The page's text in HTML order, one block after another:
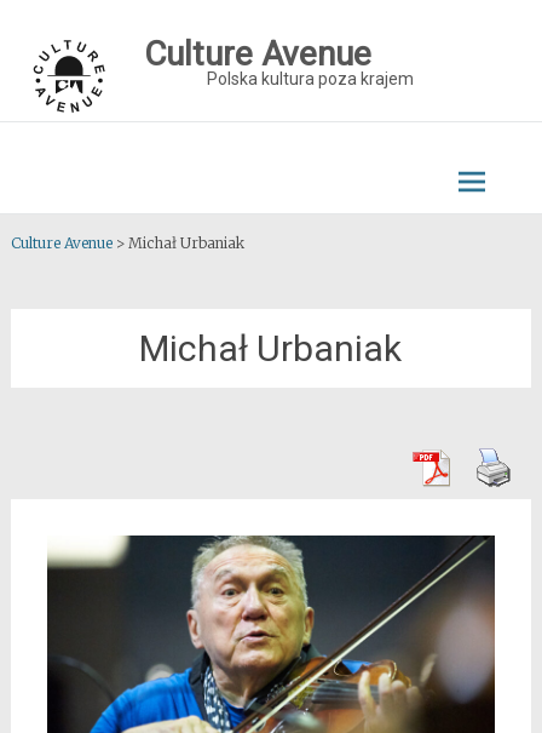
content
Culture Avenue
Polska kultura poza krajem
Culture Avenue> Michał Urbaniak
Michał Urbaniak